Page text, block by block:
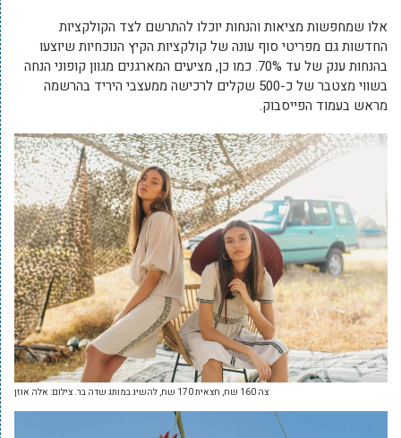
אלו שמחפשות מציאות והנחות יוכלו להתרשם לצד הקולקציות
החדשות גם מפריטי סוף עונה של קולקציות הקיץ הנוכחיות שיוצעו
בהנחות ענק של עד 70%. כמו כן, מציעים המארגנים מגוון קופוני הנחה
בשווי מצטבר של כ-500 שקלים לרכישה ממעצבי היריד בהרשמה
מראש בעמוד הפייסבוק.
צה 160 שח, חצאית 170 שח, להשיג במותג שדה בר. צילום: אלה אוזן